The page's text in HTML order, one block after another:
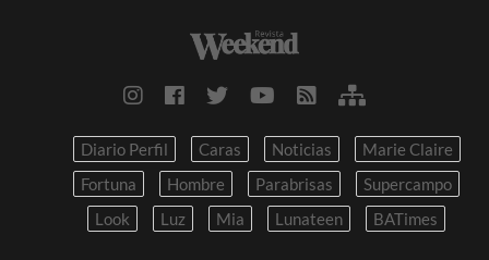
Diario Perfil Caras Noticias
Marie Claire
Fortuna
Hombre Parabrisas
Supercampo
Look
Luz Mia Lunateen BATimes